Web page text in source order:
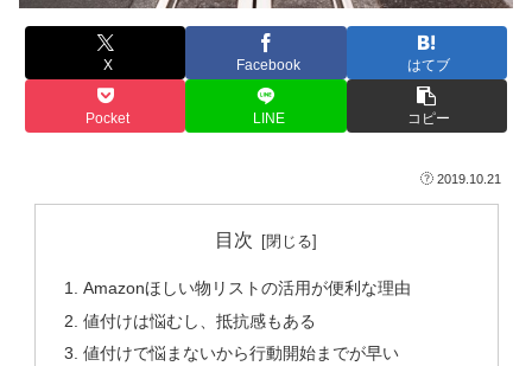
X Facebook はてブ
Pocket LINE コピー
2019.10.21
目次
Amazonほしい物リストの活用が便利な理由
値付けは悩むし、抵抗感もある
値付けで悩まないから行動開始までが早い